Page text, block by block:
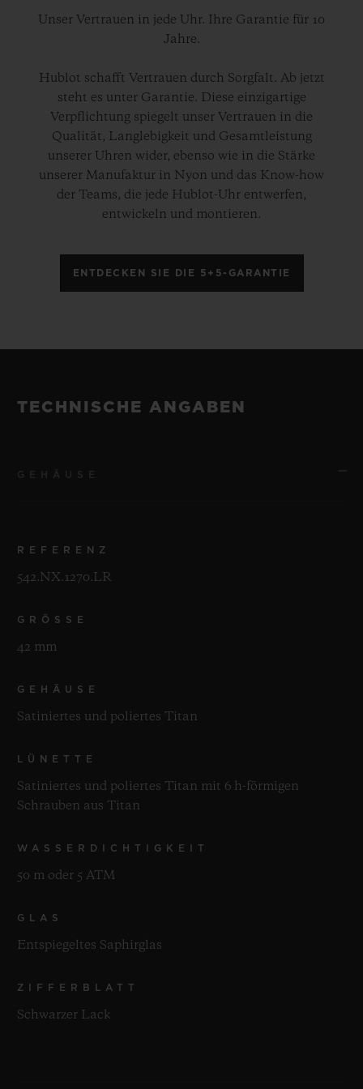
Unser Vertrauen in jede Uhr. Ihre Garantie für 10
Jahre.
Hublot schafft Vertrauen durch Sorgfalt. Ab jetzt
steht es unter Garantie. Diese einzigartige
Verpflichtung spiegelt unser Vertrauen in die
Qualität, Langlebigkeit und Gesamtleistung
unserer Uhren wider, ebenso wie in die Stärke
unserer Manufaktur in Nyon und das Know-how
der Teams, die jede Hublot-Uhr entwerfen,
entwickeln und montieren.
ENTDECKEN SIE DIE 5+5-GARANTIE
TECHNISCHE ANGABEN
REFERENZ
542.NX.1270.LR
GRÖSSE
42 mm
GEHÄUSE
Satiniertes und poliertes Titan
LÜNETTE
Satiniertes und poliertes Titan mit 6 h-förmigen
Schrauben aus Titan
WASSERDICHTIGKEIT
50 m oder 5 ATM
GLAS
Entspiegeltes Saphirglas
ZIFFERBLATT
Schwarzer Lack